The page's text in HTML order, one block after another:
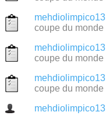
mehdiolimpico13
coupe du monde
mehdiolimpico13
coupe du monde
mehdiolimpico13
coupe du monde
mehdiolimpico13